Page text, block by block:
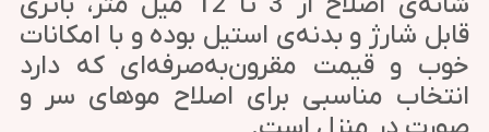
قابل شارژ و بدنه‌ی استیل بوده و با امکانات
خوب و قیمت مقرون‌به‌صرفه‌ای که دارد
انتخاب مناسبی برای اصلاح موهای سر و